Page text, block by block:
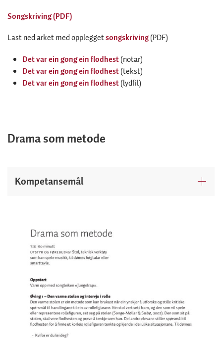
Songskriving (PDF)
Last ned arket med oppleggetsongskriving(PDF)
Det var ein gong ein flodhest(notar)
Det var ein gong ein flodhest(tekst)
Det var ein gong ein flodhest(lydfil)
Drama som metode
Kompetansemål